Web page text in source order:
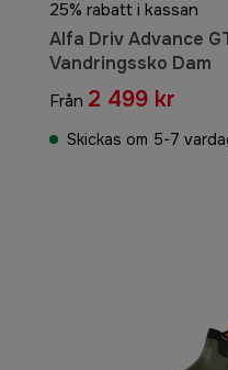
25% rabatt i kassan
Alfa Driv Advance
Vandringssko Dam
Från 2 499 kr
Skickas om 5-7